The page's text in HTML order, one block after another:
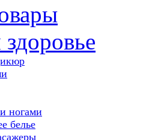
ногами
белье